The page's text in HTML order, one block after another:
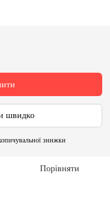
швидко
знижки
Порівняти